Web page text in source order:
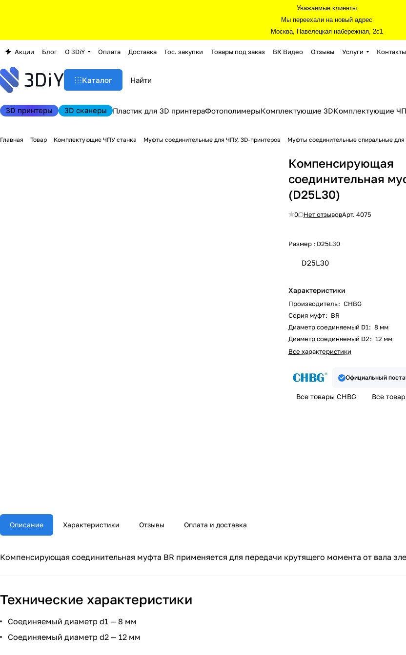
Уважаемые клиенты
Мы переехали на новый адрес
Москва, Павелецкая набережная, 2с1
Акции Блог О 3DiY Оплата Доставка Гос. закупки Товары под заказ ВК Видео Отзывы Услуги Контакты
Каталог
3D принтеры 3D сканеры Пластик для 3D принтераФотополимерыКомплектующие 3DКомплектующие
Главная Товар Комплектующие ЧПУ станка Муфты соединительные для ЧПУ, 3D-принтеров Муфты соединительные спиральные
Компенсирующая
соединительная
(D25L30)
0 Нет отзывовАрт.4075
Размер : D25L30
D25L30
Характеристики
Производитель: CHBG
Серия муфт: BR
Диаметр соединяемый D1: 8 мм
Диаметр соединяемый D2: 12 мм
Все характеристики
Официальный
Все товары CHBG Все
Описание Характеристики Отзывы Оплата и доставка
Компенсирующая соединительная муфта BR применяется для передачи крутящего момента от вала
Технические характеристики
Соединяемый диаметр d1 — 8 мм
Соединяемый диаметр d2 — 12 мм